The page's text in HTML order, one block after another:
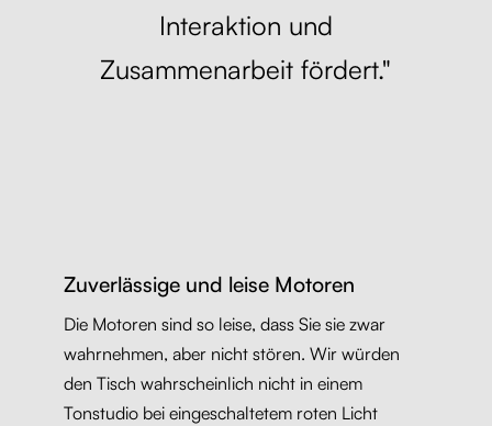
Interaktion und
Zusammenarbeit fördert."
Zuverlässige und leise Motoren
Die Motoren sind so leise, dass Sie sie zwar
wahrnehmen, aber nicht stören. Wir würden
den Tisch wahrscheinlich nicht in einem
Tonstudio bei eingeschaltetem roten Licht